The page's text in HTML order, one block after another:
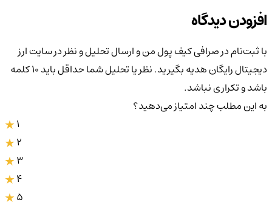
افزودن دیدگاه
با ثبت‌نام در صرافی کیف پول من و ارسال تحلیل و نظر در سایت ارز
دیجیتال رایگان هدیه بگیرید. نظر یا تحلیل شما حداقل باید ۱۰ کلمه
باشد و تکراری نباشد.
به این مطلب چند امتیاز می‌دهید؟
3
4
5